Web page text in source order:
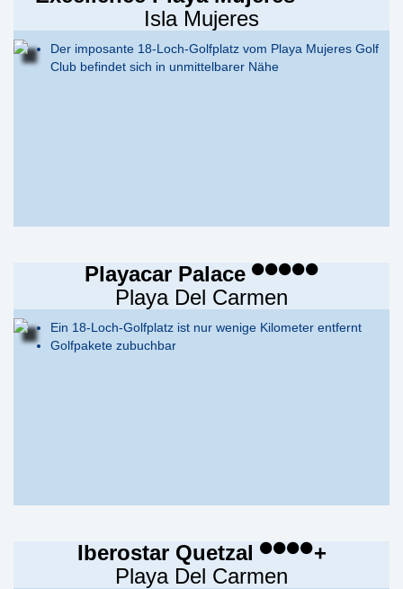
Isla Mujeres
Der imposante 18-Loch-Golfplatz vom Playa Mujeres Golf
Club befindet sich in unmittelbarer Nähe
Playacar Palace
Playa Del Carmen
Ein 18-Loch-Golfplatz ist nur wenige Kilometer entfernt
Golfpakete zubuchbar
Iberostar Quetzal
+
Playa Del Carmen